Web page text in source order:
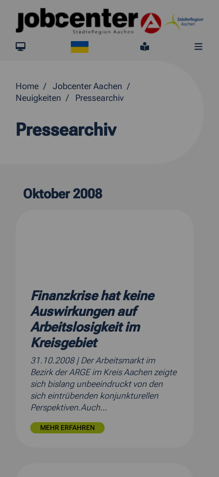
Springe direkt zum Inhalt
jobcenter.digital
Leichte
Home
Jobcenter Aachen
Neuigkeiten
Pressearchiv
Pressearchiv
Oktober 2008
Finanzkrise hat keine
Auswirkungen auf
Arbeitslosigkeit im
Kreisgebiet
31.10.2008 | Der Arbeitsmarkt im
Bezirk der ARGE im Kreis Aachen zeigte
sich bislang unbeeindruckt von den
sich eintrübenden konjunkturellen
Perspektiven.Auch…
MEHR ERFAHREN